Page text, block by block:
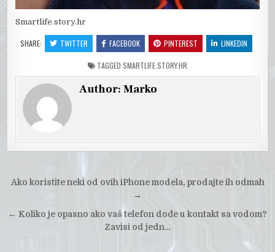
Smartlife.story.hr
SHARE: TWITTER FACEBOOK PINTEREST LINKEDIN
TAGGED SMARTLIFE.STORY.HR
Author:Marko
Post
Ako koristite neki od ovih iPhone modela, prodajte ih odmah
→
← Koliko je opasno ako vaš telefon dođe u kontakt sa vodom?
Zavisi od jedn…